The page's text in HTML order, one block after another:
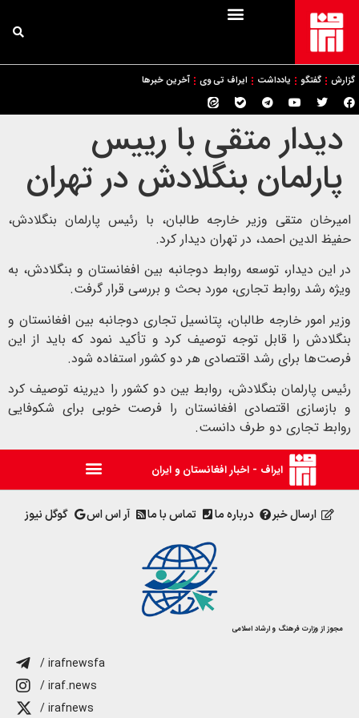
گزارش گفتگو یادداشت ایراف تی وی آخرین خبرها
دیدار متقی با رییس
پارلمان بنگلادش در تهران
امیرخان متقی وزیر خارجه طالبان، با رئیس پارلمان بنگلادش،
حفیظ الدین احمد، در تهران دیدار کرد.
در این دیدار، توسعه روابط دوجانبه بین افغانستان و بنگلادش، به
ویژه رشد روابط تجاری، مورد بحث و بررسی قرار گرفت.
وزیر امور خارجه طالبان، پتانسیل تجاری دوجانبه بین افغانستان و
بنگلادش را قابل توجه توصیف کرد و تأکید نمود که باید از این
فرصت‌ها برای رشد اقتصادی هر دو کشور استفاده شود.
رئیس پارلمان بنگلادش، روابط بین دو کشور را دیرینه توصیف کرد
و بازسازی اقتصادی افغانستان را فرصت خوبی برای شکوفایی
روابط تجاری دو طرف دانست.
ایراف - اخبار افغانستان و ایران
ارسال خبر درباره ما تماس با ما آر اس اس گوگل نیوز
مجوز از وزارت فرهنگ و ارشاد اسلامی
/ irafnewsfa
/ iraf.news
/ irafnews